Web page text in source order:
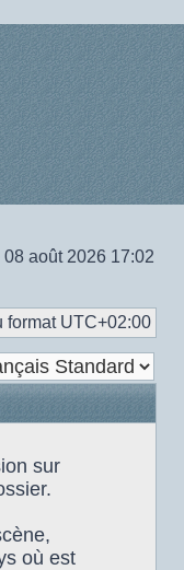
août 2026 17:02
format UTC+02:00
sur
où est